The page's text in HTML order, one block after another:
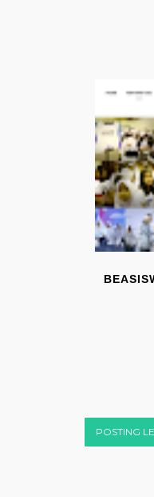
POSTING